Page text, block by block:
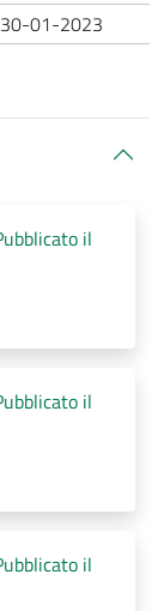
30-01-2023
il
il
il